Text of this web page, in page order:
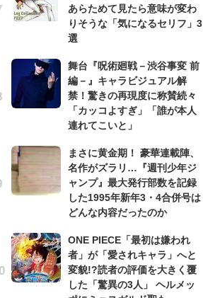
あらためて見たら意味が変わ
りそうな「気になるセリフ」3
選
舞台『呪術廻戦－渋谷事変 前
編－』キャラビジュアル解
禁！驚きの再現度に称賛続々
「カッコよすぎ」「誰が本人
連れてこいと」
まさに黄金期！ 豪華連載陣、
名作がズラリ…『週刊少年ジ
ャンプ』最大発行部数を記録
した1995年新年3・4合併号は
どんな内容だったのか
ONE PIECE「最初は嫌われ
者」が「愛されキャラ」へと
変貌!?読者の評価を大きく覆
した「驚異の3人」 ヘルメッ